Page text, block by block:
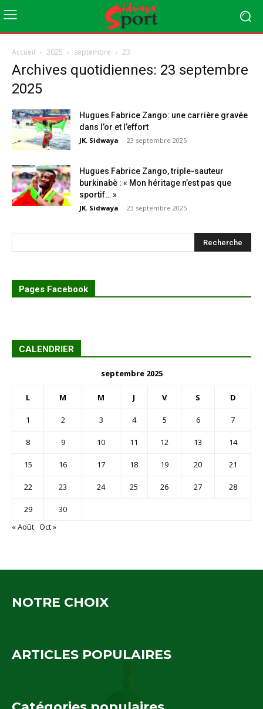
Accueil 2025 septembre 23
Archives quotidiennes: 23 septembre
2025
Hugues Fabrice Zango: une carrière gravée
dans l’or et l’effort
JK. Sidwaya - 23 septembre 2025
Hugues Fabrice Zango, triple-sauteur
burkinabè : « Mon héritage n’est pas que
sportif… »
JK. Sidwaya - 23 septembre 2025
Pages Facebook
CALENDRIER
septembre 2025
L M M J V S D
1 2 3 4 5 6 7
8 9 10 11 12 13 14
15 16 17 18 19 20 21
22 23 24 25 26 27 28
29
30
« Août Oct »
NOTRE CHOIX
ARTICLES POPULAIRES